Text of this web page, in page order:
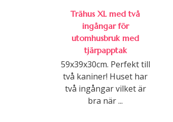
Trähus XL med två
ingångar för
utomhusbruk med
tjärpapptak
59x39x30cm. Perfekt till
två kaniner! Huset har
två ingångar vilket är
bra när ...